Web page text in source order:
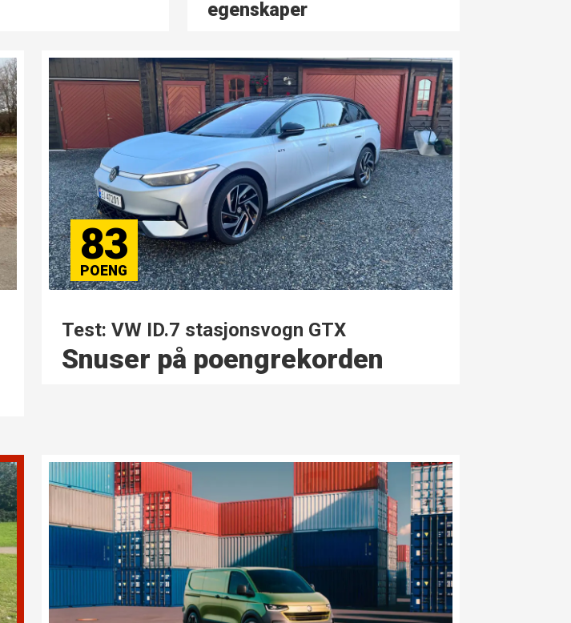
egenskaper
83
Test: VW ID.7 stasjonsvogn GTX
Snuser på poeng­rekorden